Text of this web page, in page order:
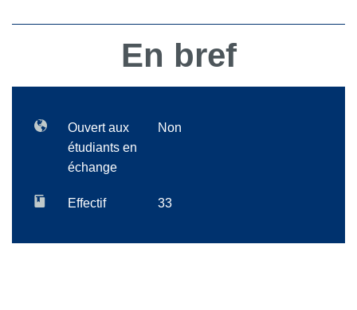
En bref
Ouvert aux
étudiants en
échange
Non
Effectif 33